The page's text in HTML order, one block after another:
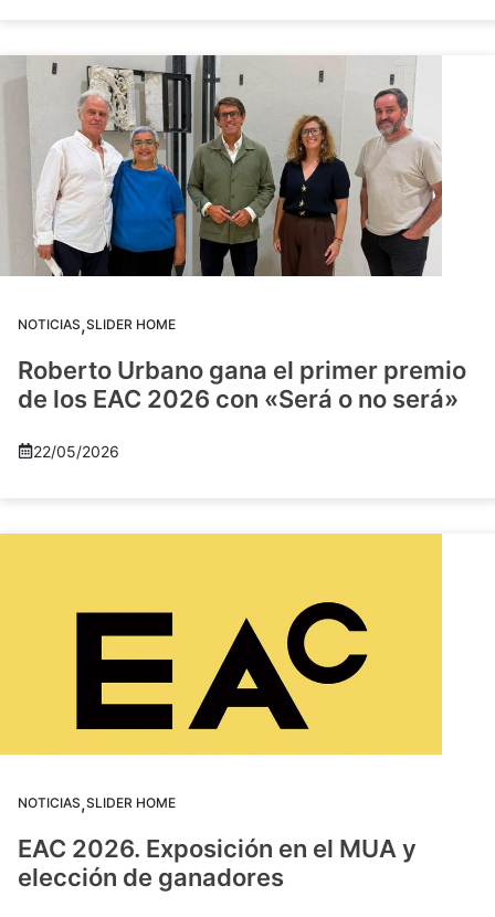
NOTICIAS,SLIDER HOME
Roberto Urbano gana el primer premio
de los EAC 2026 con «Será o no será»
22/05/2026
NOTICIAS,SLIDER HOME
EAC 2026. Exposición en el MUA y
elección de ganadores